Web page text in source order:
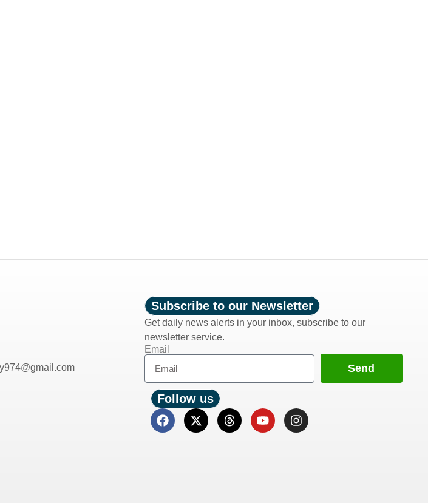
Subscribe to our Newsletter
Get daily news alerts in your inbox, subscribe to our
newsletter service.
Email
Send
Follow us